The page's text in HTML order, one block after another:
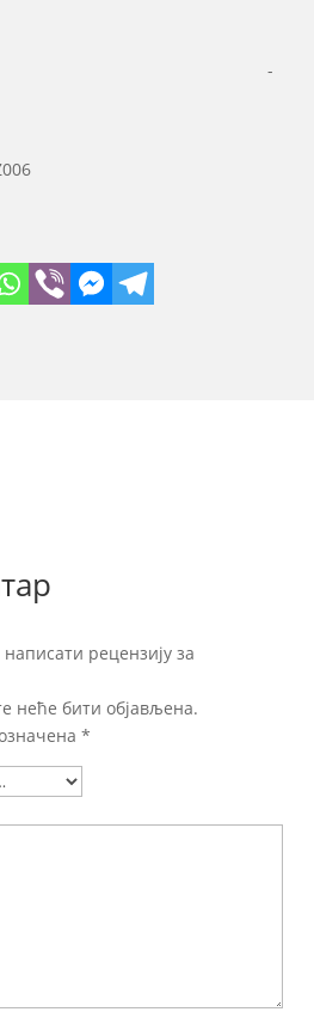
-
рецензију за
неће бити објављена.
*